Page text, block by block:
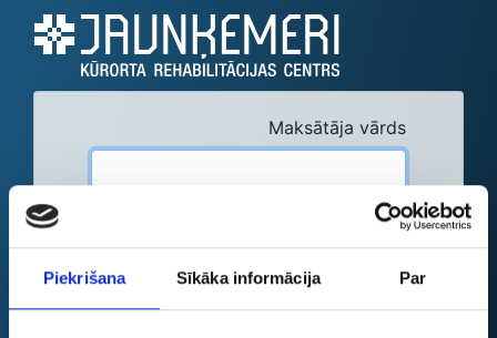
Piekrišana Sīkāka informācija Par
Maksātāja vārds
Maksātāja uzvārds